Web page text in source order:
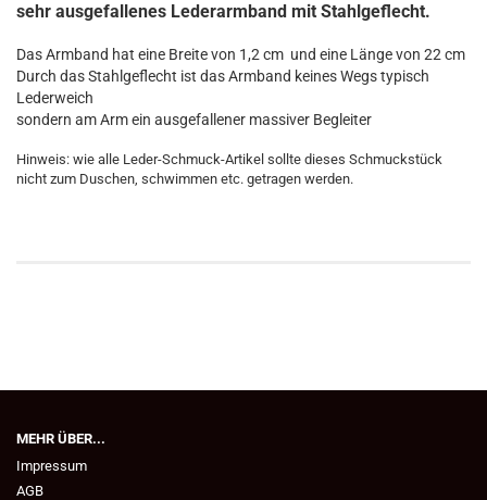
sehr ausgefallenes Lederarmband mit Stahlgeflecht.
Das Armband hat eine Breite von 1,2 cm und eine Länge von 22 cm
Durch das Stahlgeflecht ist das Armband keines Wegs typisch
Lederweich
sondern am Arm ein ausgefallener massiver Begleiter
Hinweis: wie alle Leder-Schmuck-Artikel sollte dieses Schmuckstück
nicht zum Duschen, schwimmen etc. getragen werden.
MEHR ÜBER...
Impressum
AGB